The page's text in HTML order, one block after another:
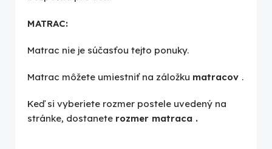
MATRAC:
Matrac nie je súčasťou tejto ponuky.
Matrac môžete umiestniť na záložku matracov .
Keď si vyberiete rozmer postele uvedený na
stránke, dostanete rozmer matraca .